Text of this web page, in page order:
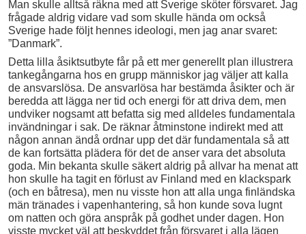
Man skulle alltså räkna med att Sverige sköter försvaret. Jag
frågade aldrig vidare vad som skulle hända om också
Sverige hade följt hennes ideologi, men jag anar svaret:
”Danmark”.
Detta lilla åsiktsutbyte får på ett mer generellt plan illustrera
tankegångarna hos en grupp människor jag väljer att kalla
de ansvarslösa. De ansvarlösa har bestämda åsikter och är
beredda att lägga ner tid och energi för att driva dem, men
undviker nogsamt att befatta sig med alldeles fundamentala
invändningar i sak. De räknar åtminstone indirekt med att
någon annan ändå ordnar upp det där fundamentala så att
de kan fortsätta plädera för det de anser vara det absoluta
goda. Min bekanta skulle säkert aldrig på allvar ha menat att
hon skulle ha tagit en förlust av Finland med en klackspark
(och en båtresa), men nu visste hon att alla unga finländska
män tränades i vapenhantering, så hon kunde sova lugnt
om natten och göra anspråk på godhet under dagen. Hon
visste mycket väl att beskyddet från försvaret i alla lägen